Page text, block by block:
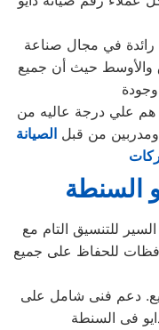
رائدة في مجال صناعة
والأوسط حيث أن جميع
وجودة
هم علي درجة عاليه من
ومدربين من قبل الصيانة
السنطة
للتنسيق التام مع
للحفاظ على جميع
دعم فنى شامل على